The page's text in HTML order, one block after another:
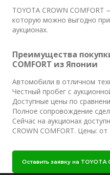
TOYOTA CROWN
которую можно выгодно
аукционах.
Преимущества
COMFORT из Японии
Автомобили в отличном
Честный пробег с
Доступные цены по
Полное сопровождение
Сейчас на аукционах
CROWN COMFORT. Цены: от
Оставить заявку на TOYOTA